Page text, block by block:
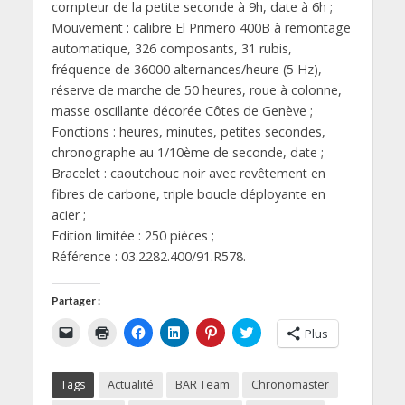
compteur de la petite seconde à 9h, date à 6h ;
Mouvement : calibre El Primero 400B à remontage
automatique, 326 composants, 31 rubis,
fréquence de 36000 alternances/heure (5 Hz),
réserve de marche de 50 heures, roue à colonne,
masse oscillante décorée Côtes de Genève ;
Fonctions : heures, minutes, petites secondes,
chronographe au 1/10ème de seconde, date ;
Bracelet : caoutchouc noir avec revêtement en
fibres de carbone, triple boucle déployante en
acier ;
Edition limitée : 250 pièces ;
Référence : 03.2282.400/91.R578.
Partager :
u
e
r
u
e
C
l
u
e
C
l
u
e
C
l
e
C
l
u
e
Plus
Tags Actualité BAR Team
Chronomaster